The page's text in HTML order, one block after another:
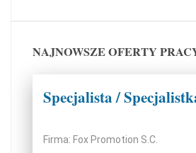
NAJNOWSZE OFERTY
Firma: Fox Promotion S.C.